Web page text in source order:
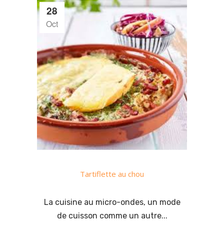
28
Oct
Tartiflette au chou
La cuisine au micro-ondes, un mode
de cuisson comme un autre...